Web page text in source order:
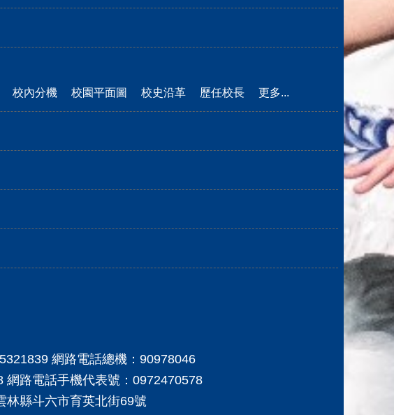
校內分機 校園平面圖 校史沿革 歷任校長 更多...
網路電話總機：90978046
網路電話手機代表號：0972470578
林縣斗六市育英北街69號